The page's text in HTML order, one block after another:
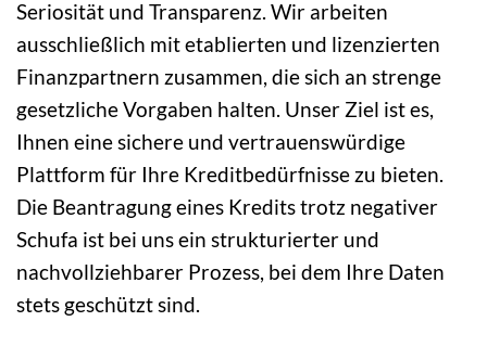
Seriosität und Transparenz. Wir arbeiten
ausschließlich mit etablierten und lizenzierten
Finanzpartnern zusammen, die sich an strenge
gesetzliche Vorgaben halten. Unser Ziel ist es,
Ihnen eine sichere und vertrauenswürdige
Plattform für Ihre Kreditbedürfnisse zu bieten.
Die Beantragung eines Kredits trotz negativer
Schufa ist bei uns ein strukturierter und
nachvollziehbarer Prozess, bei dem Ihre Daten
stets geschützt sind.